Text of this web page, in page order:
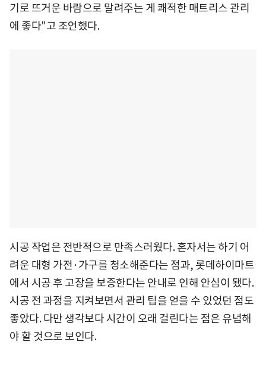
기로 뜨거운 바람으로 말려주는 게 쾌적한 매트리스 관리
에 좋다"고 조언했다.
시공 작업은 전반적으로 만족스러웠다. 혼자서는 하기 어
려운 대형 가전·가구를 청소해준다는 점과, 롯데하이마트
에서 시공 후 고장을 보증한다는 안내로 인해 안심이 됐다.
시공 전 과정을 지켜보면서 관리 팁을 얻을 수 있었던 점도
좋았다. 다만 생각보다 시간이 오래 걸린다는 점은 유념해
야 할 것으로 보인다.